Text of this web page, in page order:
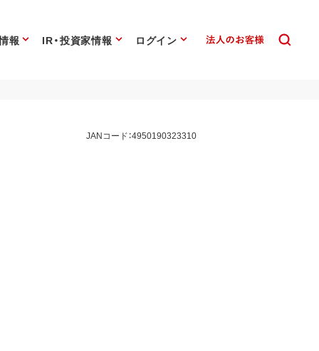
報 IR・投資家情報 ログイン
JANコード：4950190323310